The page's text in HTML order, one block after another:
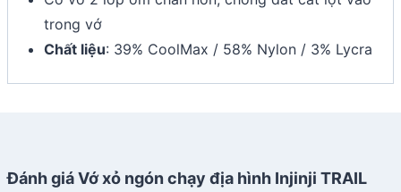
trong vớ
Chất liệu: 39% CoolMax / 58% Nylon / 3% Lycra
Đánh giá Vớ xỏ ngón chạy địa hình Injinji TRAIL